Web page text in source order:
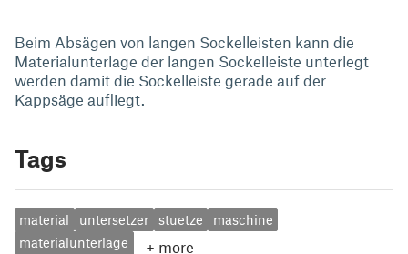
Beim Absägen von langen Sockelleisten kann die
Materialunterlage der langen Sockelleiste unterlegt
werden damit die Sockelleiste gerade auf der
Kappsäge aufliegt.
Tags
material untersetzer stuetze
maschine
materialunterlage
+ more